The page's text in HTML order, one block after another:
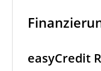
easyCredit